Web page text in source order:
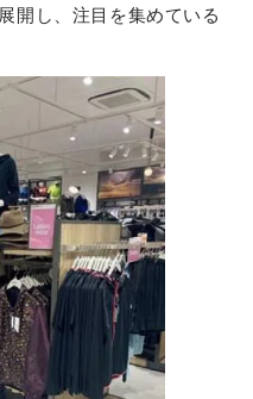
開し、注目を集めている